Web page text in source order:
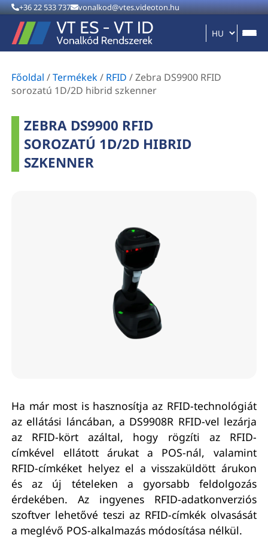
+36 22 533 737 vonalkod@vtes.videoton.hu
Főoldal /Termékek/ RFID /Zebra DS9900 RFID
sorozatú 1D/2D hibrid szkenner
ZEBRA DS9900 RFID
SOROZATÚ 1D/2D HIBRID
SZKENNER
Ha már most is hasznosítja az RFID-technológiát
az ellátási láncában, a DS9908R RFID-vel lezárja
az RFID-kört azáltal, hogy rögzíti az RFID-
címkével ellátott árukat a POS-nál, valamint
RFID-címkéket helyez el a visszaküldött árukon
és az új tételeken a gyorsabb feldolgozás
érdekében. Az ingyenes RFID-adatkonverziós
szoftver lehetővé teszi az RFID-címkék olvasását
a meglévő POS-alkalmazás módosítása nélkül.